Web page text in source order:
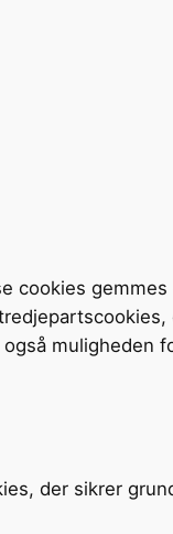
cookies
muligheden
der sikrer